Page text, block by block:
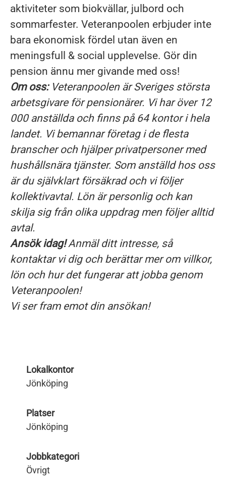
aktiviteter som biokvällar, julbord och
sommarfester. Veteranpoolen erbjuder inte
bara ekonomisk fördel utan även en
meningsfull & social upplevelse. Gör din
pension ännu mer givande med oss!
Om oss:Veteranpoolen är Sveriges största
arbetsgivare för pensionärer. Vi har över 12
000 anställda och finns på 64 kontor i hela
landet. Vi bemannar företag i de flesta
branscher och hjälper privatpersoner med
hushållsnära tjänster. Som anställd hos oss
är du självklart försäkrad och vi följer
kollektivavtal. Lön är personlig och kan
skilja sig från olika uppdrag men följer alltid
avtal.
Ansök idag!Anmäl ditt intresse, så
kontaktar vi dig och berättar mer om villkor,
lön och hur det fungerar att jobba genom
Veteranpoolen!
Vi ser fram emot din ansökan!
Lokalkontor
Jönköping
Platser
Jönköping
Jobbkategori
Övrigt